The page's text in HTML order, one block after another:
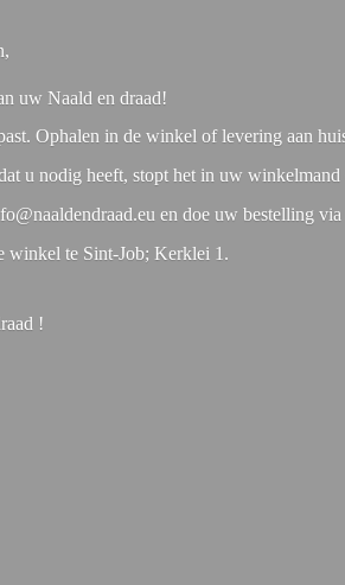
uw Naald en draad!
Ophalen in de winkel of levering aan
u nodig heeft, stopt het in uw winkelmand
en doe uw bestelling via
winkel te Sint-Job; Kerklei 1.
!